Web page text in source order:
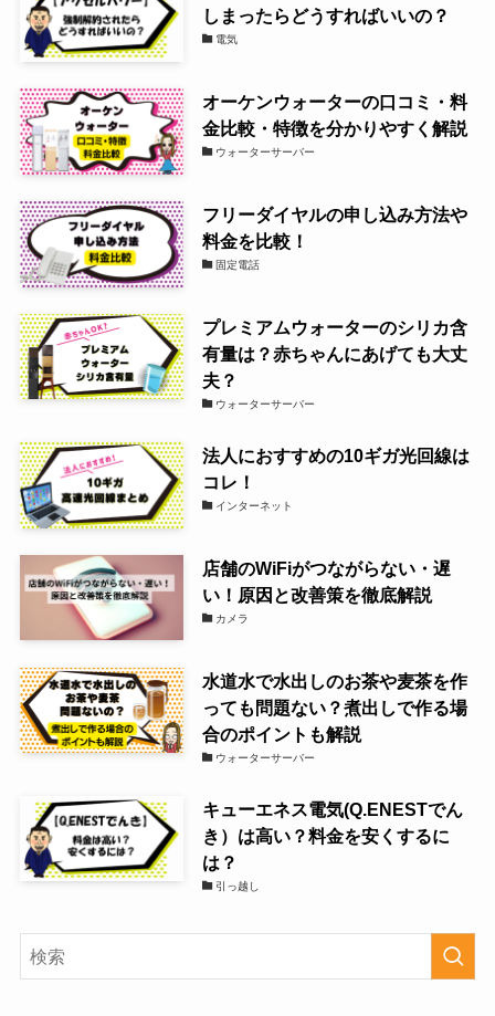
しまったらどうすればいいの？
電気
オーケンウォーターの口コミ・料
金比較・特徴を分かりやすく解説
ウォーターサーバー
フリーダイヤルの申し込み方法や
料金を比較！
固定電話
プレミアムウォーターのシリカ含
有量は？赤ちゃんにあげても大丈
夫？
ウォーターサーバー
法人におすすめの10ギガ光回線は
コレ！
インターネット
店舗のWiFiがつながらない・遅
い！原因と改善策を徹底解説
カメラ
水道水で水出しのお茶や麦茶を作
っても問題ない？煮出しで作る場
合のポイントも解説
ウォーターサーバー
キューエネス電気(Q.ENESTでん
き）は高い？料金を安くするに
は？
引っ越し